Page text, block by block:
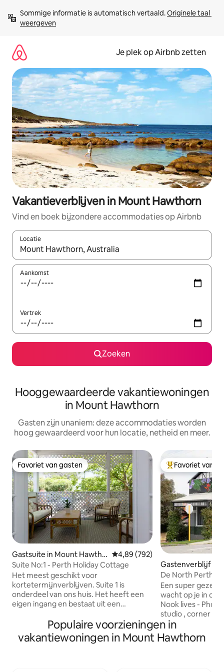
direct
naar
Sommige informatie is automatisch vertaald. Originele taal
weergeven
Je plek op Airbnb zetten
Vakantieverblijven in Mount Hawthorn
Vind en boek bijzondere accommodaties op Airbnb
Locatie
Wanneer er resultaten beschikbaar zijn, maak je een keuze
Aankomst
Vertrek
Zoeken
Hooggewaardeerde vakantiewoningen
in Mount Hawthorn
Gasten zijn unaniem: deze accommodaties worden
hoog gewaardeerd voor hun locatie, netheid en meer.
Favoriet van gasten
Favoriet van gasten
Gastsuite in Mount Hawtho
rn
Gemiddelde beoordeling van
4,89 (792)
Suite No:1 - Perth Holiday Cottage
Het meest geschikt voor
kortetermijnverblijven. Suite 1 is
onderdeel van ons huis. Het heeft een
eigen ingang en bestaat uit een
kitchenette (waterkoker, broodrooster,
barkoelkast, magnetron - niet geschikt
om volledige maaltijden te koken) en
Topfavoriet van
Favoriet van
Gastenverblijf in
h
De North Perth
Een super gezellig stukje geschiedenis
wacht op je in de
Nook lives - Photo studio , stain glass
studio , corner
Gebouwd in 1908
Queensize bed,
prachtige badkamer.
Populaire voorzieningen in
vakantiewoningen in Mount Hawthorn